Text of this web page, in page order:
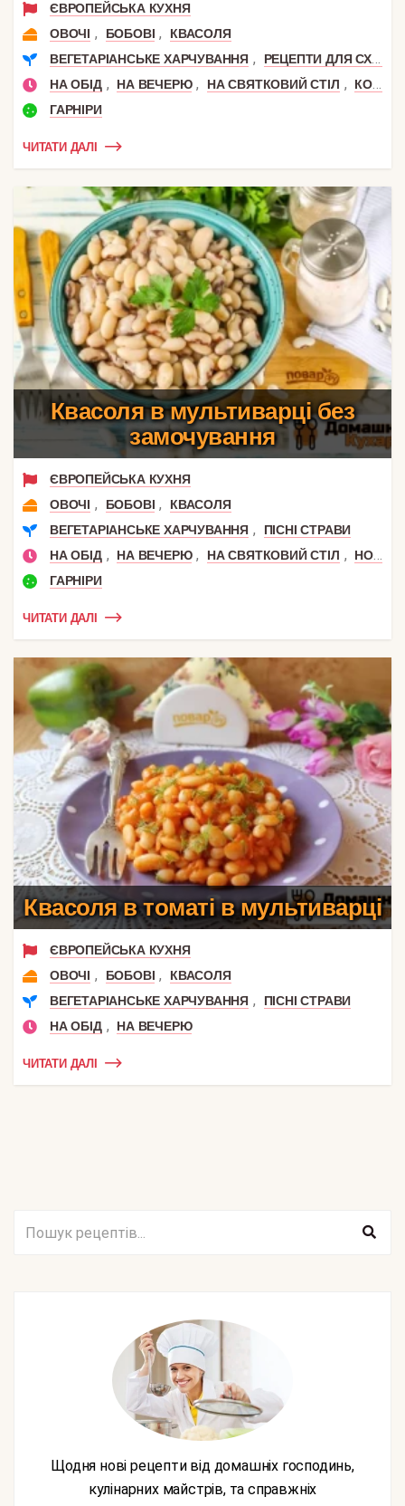
ЄВРОПЕЙСЬКА КУХНЯ
ОВОЧІ , БОБОВІ ,
КВАСОЛЯ
ВЕГЕТАРІАНСЬКЕ ХАРЧУВАННЯ ,
РЕЦЕПТИ ДЛЯ СХУДНЕННЯ
НА ОБІД , НА ВЕЧЕРЮ , НА СВЯТКОВИЙ СТІЛ ,
КОРИСНИЙ ОБІД
ГАРНІРИ
ЧИТАТИ ДАЛІ
Квасоля в мультиварці без
замочування
ЄВРОПЕЙСЬКА КУХНЯ
ОВОЧІ , БОБОВІ ,
КВАСОЛЯ
ВЕГЕТАРІАНСЬКЕ ХАРЧУВАННЯ ,
ПІСНІ СТРАВИ
НА ОБІД , НА ВЕЧЕРЮ , НА СВЯТКОВИЙ СТІЛ ,
НОВИЙ РІК
ГАРНІРИ
ЧИТАТИ ДАЛІ
Квасоля в томаті в мультиварці
ЄВРОПЕЙСЬКА КУХНЯ
ОВОЧІ , БОБОВІ ,
КВАСОЛЯ
ВЕГЕТАРІАНСЬКЕ ХАРЧУВАННЯ ,
ПІСНІ СТРАВИ
НА ОБІД , НА ВЕЧЕРЮ
ЧИТАТИ ДАЛІ
Щодня нові рецепти від домашніх господинь,
кулінарних майстрів, та справжніх